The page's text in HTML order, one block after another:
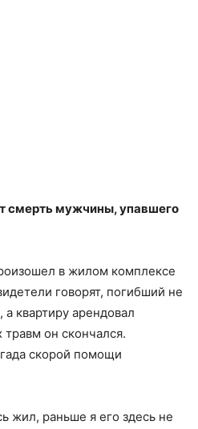
смерть мужчины, упавшего
в жилом комплексе
говорят, погибший не
квартиру арендовал
он скончался.
скорой помощи
жил, раньше я его здесь не